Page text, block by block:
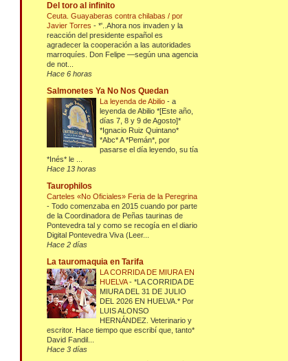
Del toro al infinito
Ceuta. Guayaberas contra chilabas / por
Javier Torres-*'..Ahora nos invaden y la
reacción del presidente español es
agradecer la cooperación a las autoridades
marroquíes. Don Felipe —según una agencia
de not...
Hace 6 horas
Salmonetes Ya No Nos Quedan
La leyenda de Abilio-a
leyenda de Abilio *[Este año,
días 7, 8 y 9 de Agosto]*
*Ignacio Ruiz Quintano*
*Abc* A *Pemán*, por
pasarse el día leyendo, su tía
*Inés* le ...
Hace 13 horas
Taurophilos
Carteles «No Oficiales» Feria de la Peregrina
-Todo comenzaba en 2015 cuando por parte
de la Coordinadora de Peñas taurinas de
Pontevedra tal y como se recogía en el diario
Digital Pontevedra Viva (Leer...
Hace 2 días
La tauromaquia en Tarifa
LA CORRIDA DE MIURA EN
HUELVA-*LA CORRIDA DE
MIURA DEL 31 DE JULIO
DEL 2026 EN HUELVA.* Por
LUIS ALONSO
HERNÁNDEZ. Veterinario y
escritor. Hace tiempo que escribí que, tanto*
David Fandil...
Hace 3 días